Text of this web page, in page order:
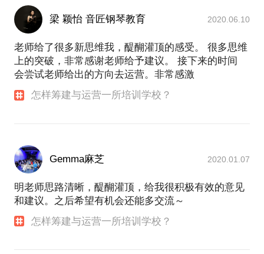
梁 颖怡 音匠钢琴教育 2020.06.10
老师给了很多新思维我，醍醐灌顶的感受。 很多思维
上的突破，非常感谢老师给予建议。 接下来的时间
会尝试老师给出的方向去运营。非常感激
怎样筹建与运营一所培训学校？
Gemma麻芝 2020.01.07
明老师思路清晰，醍醐灌顶，给我很积极有效的意见
和建议。之后希望有机会还能多交流～
怎样筹建与运营一所培训学校？